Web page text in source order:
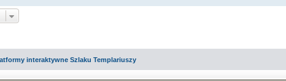
interaktywne Szlaku Templariuszy